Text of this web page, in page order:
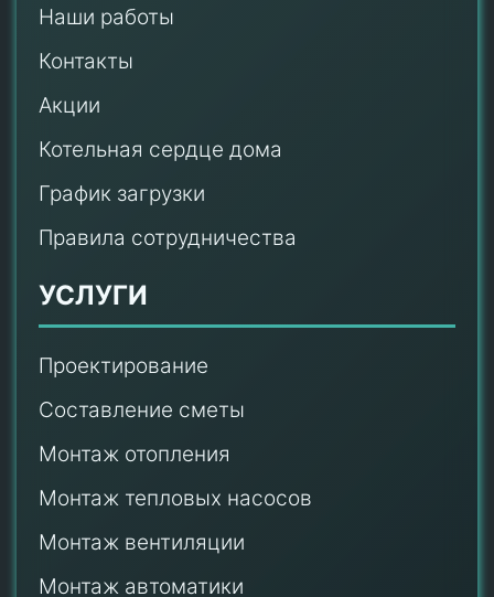
Наши работы
Контакты
Акции
Котельная сердце дома
График загрузки
Правила сотрудничества
УСЛУГИ
Проектирование
Составление сметы
Монтаж отопления
Монтаж тепловых насосов
Монтаж вентиляции
Монтаж автоматики